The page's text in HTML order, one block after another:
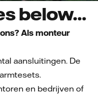
below...
Als monteur
aansluitingen. De
en bedrijven of